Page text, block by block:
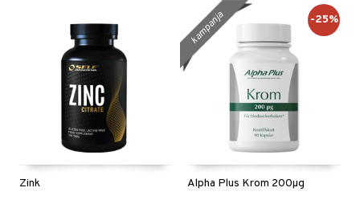
Zink Alpha Plus Krom 200µg
kampanja -25%